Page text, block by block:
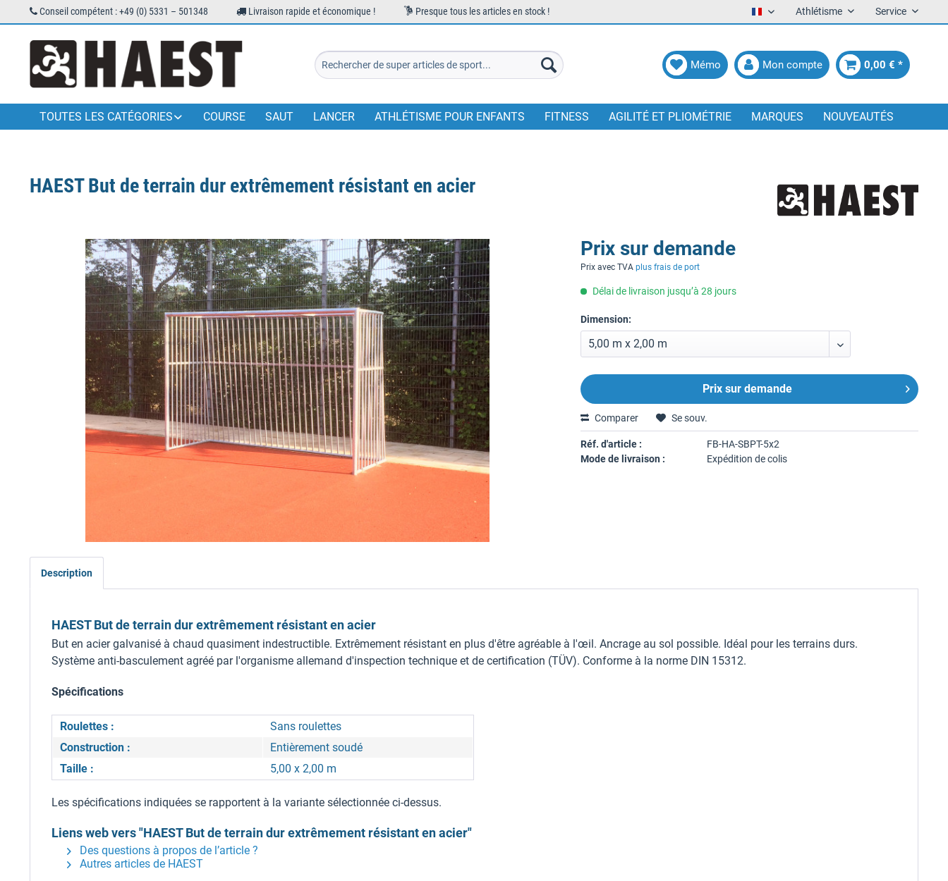
Conseil compétent : +49 (0) 5331 – 501348 Livraison rapide et économique ! Presque tous les articles en stock ! FrancaisAthlétisme Service
Mémo Mon compte 0,00 € *
TOUTES LES CATÉGORIES COURSE SAUT LANCER ATHLÉTISME POUR ENFANTS FITNESS AGILITÉ ET PLIOMÉTRIE MARQUES NOUVEAUTÉS
HAEST But de terrain dur extrêmement résistant en acier
Prix sur demande
Prix avec TVAplus frais de port
Délai de livraison jusqu’à 28 jours
Dimension:
Prix sur demande
Comparer Se souv.
Réf. d'article :
FB-HA-SBPT-5x2
Mode de livraison :
Expédition de colis
Description
HAEST But de terrain dur extrêmement résistant en acier
But en acier galvanisé à chaud quasiment indestructible. Extrêmement résistant en plus d'être agréable à l'œil. Ancrage au sol possible. Idéal pour les terrains durs.
Système anti-basculement agréé par l'organisme allemand d'inspection technique et de certification (TÜV). Conforme à la norme DIN 15312.
Spécifications
Roulettes :
Sans roulettes
Construction :
Entièrement soudé
Taille :
5,00 x 2,00 m
Les spécifications indiquées se rapportent à la variante sélectionnée ci-dessus.
Liens web vers "HAEST But de terrain dur extrêmement résistant en acier"
Des questions à propos de l’article ?
Autres articles de HAEST